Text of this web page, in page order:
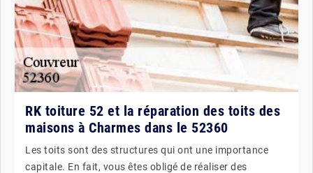
RK toiture 52 et la réparation des toits des
maisons à Charmes dans le 52360
Les toits sont des structures qui ont une importance
capitale. En fait, vous êtes obligé de réaliser des